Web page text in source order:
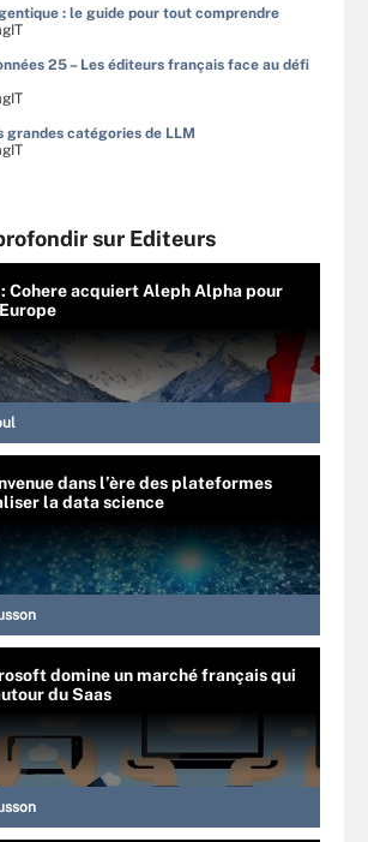
: le guide pour tout comprendre
25 – Les éditeurs français face au défi
grandes catégories de LLM
sur Editeurs
: Cohere acquiert Aleph Alpha pour
dans l’ère des plateformes
la data science
domine un marché français qui
du Saas